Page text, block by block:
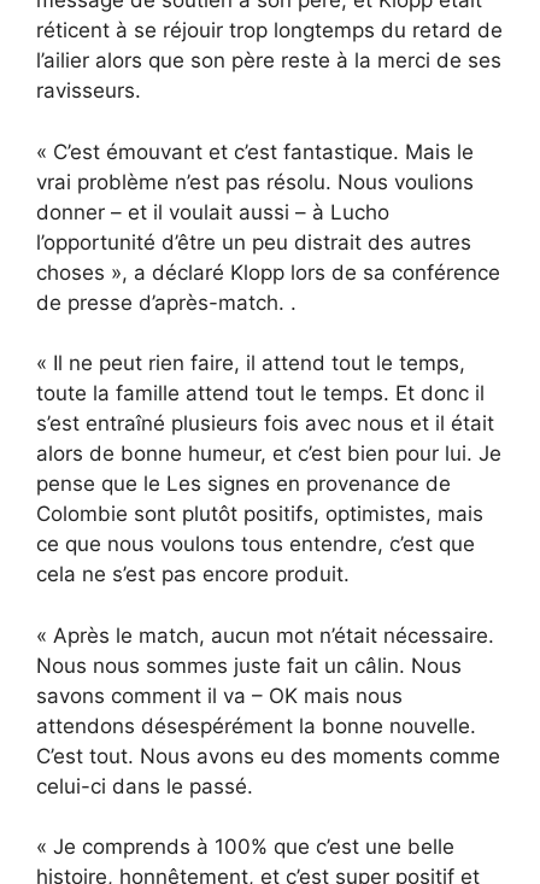
réticent à se réjouir trop longtemps du retard de
l’ailier alors que son père reste à la merci de ses
ravisseurs.
« C’est émouvant et c’est fantastique. Mais le
vrai problème n’est pas résolu. Nous voulions
donner – et il voulait aussi – à Lucho
l’opportunité d’être un peu distrait des autres
choses », a déclaré Klopp lors de sa conférence
de presse d’après-match. .
« Il ne peut rien faire, il attend tout le temps,
toute la famille attend tout le temps. Et donc il
s’est entraîné plusieurs fois avec nous et il était
alors de bonne humeur, et c’est bien pour lui. Je
pense que le Les signes en provenance de
Colombie sont plutôt positifs, optimistes, mais
ce que nous voulons tous entendre, c’est que
cela ne s’est pas encore produit.
« Après le match, aucun mot n’était nécessaire.
Nous nous sommes juste fait un câlin. Nous
savons comment il va – OK mais nous
attendons désespérément la bonne nouvelle.
C’est tout. Nous avons eu des moments comme
celui-ci dans le passé.
« Je comprends à 100% que c’est une belle
histoire, honnêtement, et c’est super positif et